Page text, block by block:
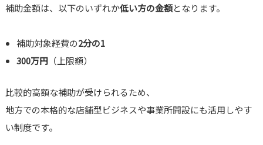
補助金額は、以下のいずれか低い方の金額となります。
補助対象経費の2分の1
300万円 （上限額）
比較的高額な補助が受けられるため、
地方での本格的な店舗型ビジネスや事業所開設にも活用しやす
い制度です。